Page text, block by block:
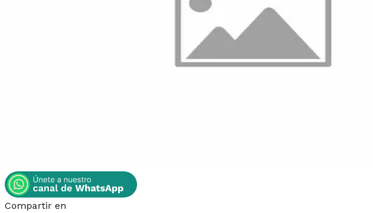
Compartir en